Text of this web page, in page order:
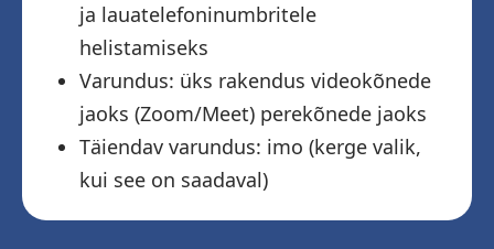
ja lauatelefoninumbritele
helistamiseks
Varundus: üks rakendus videokõnede
jaoks (Zoom/Meet) perekõnede jaoks
Täiendav varundus: imo (kerge valik,
kui see on saadaval)